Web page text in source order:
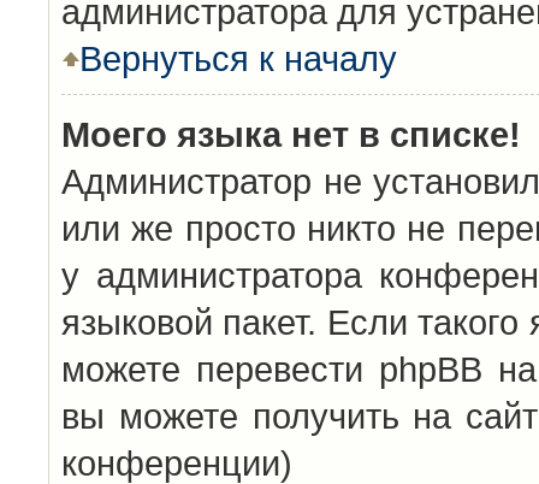
администратора для
Вернуться к началу
Моего языка нет в списке!
Администратор не
или же просто никто не
у администратора
языковой пакет. Если
можете перевести phpBB
вы можете получить на
конференции)